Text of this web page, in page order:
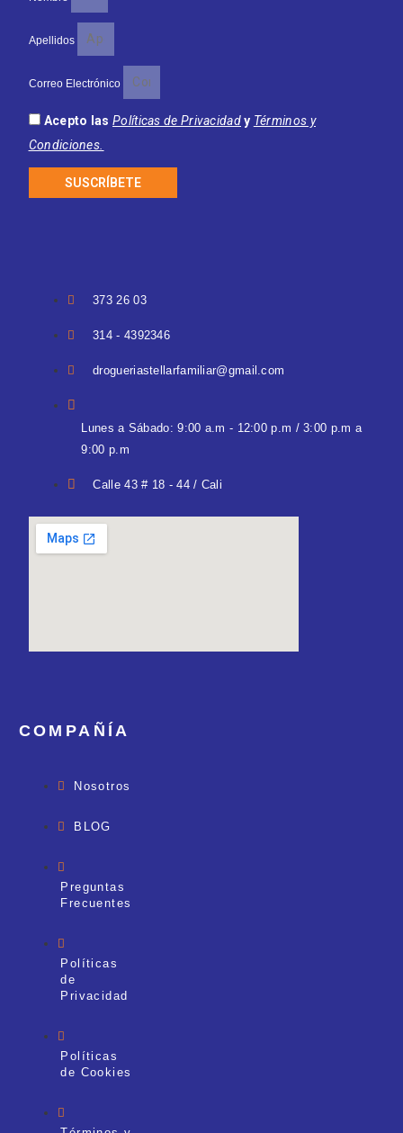
Apellidos
Correo Electrónico
Acepto las Políticas de Privacidad y Términos y
Condiciones.
SUSCRÍBETE
373 26 03
314 - 4392346
drogueriastellarfamiliar@gmail.com
Lunes a Sábado: 9:00 a.m - 12:00 p.m / 3:00 p.m a
9:00 p.m
Calle 43 # 18 - 44 / Cali
COMPAÑÍA
Nosotros
BLOG
Preguntas
Frecuentes
Políticas
de
Privacidad
Políticas
de Cookies